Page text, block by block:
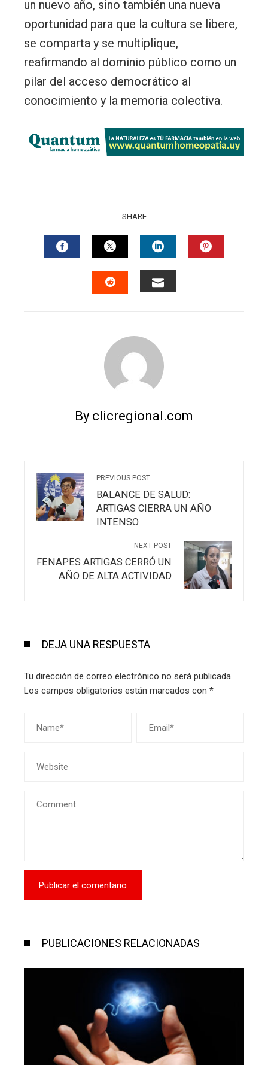
un nuevo año, sino también una nueva
oportunidad para que la cultura se libere,
se comparta y se multiplique,
reafirmando al dominio público como un
pilar del acceso democrático al
conocimiento y la memoria colectiva.
SHARE
FACEBOOKTWITTERLINKEDIN
By clicregional.com
PREVIOUS POST
BALANCE DE SALUD:
ARTIGAS CIERRA UN AÑO
INTENSO
NEXT POST
FENAPES ARTIGAS CERRÓ UN
AÑO DE ALTA ACTIVIDAD
DEJA UNA RESPUESTA
Tu dirección de correo electrónico no será publicada.
Los campos obligatorios están marcados con *
PUBLICACIONES RELACIONADAS